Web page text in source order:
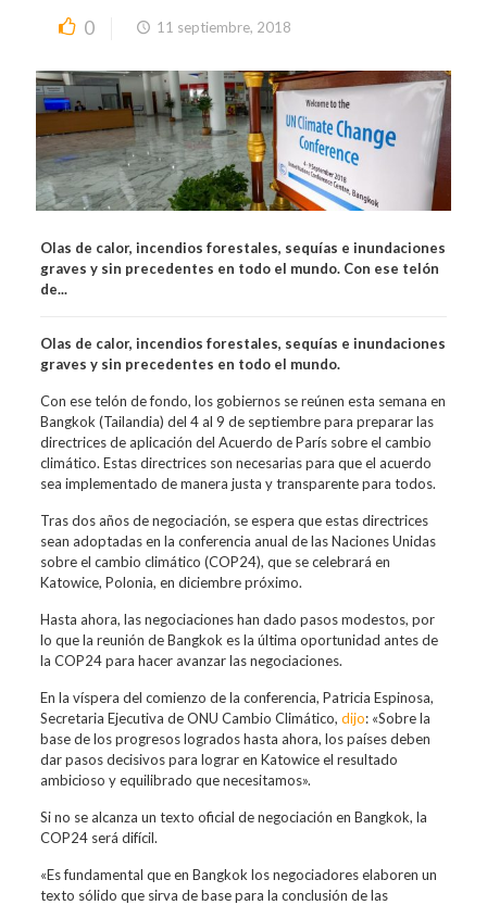
0 11 septiembre, 2018
Olas de calor, incendios forestales, sequías e inundaciones
graves y sin precedentes en todo el mundo. Con ese telón
de...
Olas de calor, incendios forestales, sequías e inundaciones
graves y sin precedentes en todo el mundo.
Con ese telón de fondo, los gobiernos se reúnen esta semana en
Bangkok (Tailandia) del 4 al 9 de septiembre para preparar las
directrices de aplicación del Acuerdo de París sobre el cambio
climático. Estas directrices son necesarias para que el acuerdo
sea implementado de manera justa y transparente para todos.
Tras dos años de negociación, se espera que estas directrices
sean adoptadas en la conferencia anual de las Naciones Unidas
sobre el cambio climático (COP24), que se celebrará en
Katowice, Polonia, en diciembre próximo.
Hasta ahora, las negociaciones han dado pasos modestos, por
lo que la reunión de Bangkok es la última oportunidad antes de
la COP24 para hacer avanzar las negociaciones.
En la víspera del comienzo de la conferencia, Patricia Espinosa,
Secretaria Ejecutiva de ONU Cambio Climático, dijo: «Sobre la
base de los progresos logrados hasta ahora, los países deben
dar pasos decisivos para lograr en Katowice el resultado
ambicioso y equilibrado que necesitamos».
Si no se alcanza un texto oficial de negociación en Bangkok, la
COP24 será difícil.
«Es fundamental que en Bangkok los negociadores elaboren un
texto sólido que sirva de base para la conclusión de las